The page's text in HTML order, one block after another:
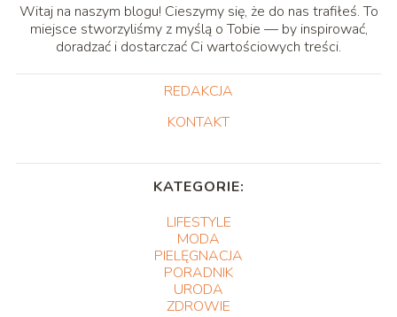
Witaj na naszym blogu! Cieszymy się, że do nas trafiłeś. To
miejsce stworzyliśmy z myślą o Tobie — by inspirować,
doradzać i dostarczać Ci wartościowych treści.
REDAKCJA
KONTAKT
KATEGORIE:
LIFESTYLE
MODA
PIELĘGNACJA
PORADNIK
URODA
ZDROWIE